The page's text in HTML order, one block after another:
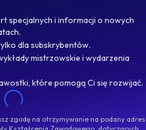
specjalnych i informacji o nowych
dla subskrybentów.
mistrzowskie i wydarzenia
które pomogą Ci się rozwijać.
zgodę na otrzymywanie na podany adres